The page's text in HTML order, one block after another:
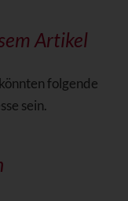
Artikel
folgende
sein.